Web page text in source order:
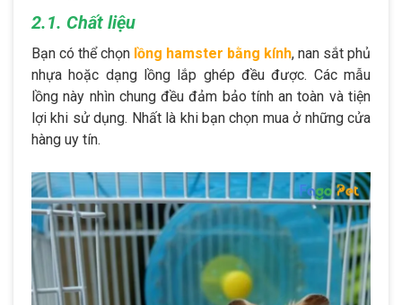
2.1. Chất liệu
Bạn có thể chọn lồng hamster bằng kính, nan sắt phủ
nhựa hoặc dạng lồng lắp ghép đều được. Các mẫu
lồng này nhìn chung đều đảm bảo tính an toàn và tiện
lợi khi sử dụng. Nhất là khi bạn chọn mua ở những cửa
hàng uy tín.